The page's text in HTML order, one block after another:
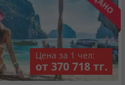
Цена за 1 чел:
от 370 718 тг.